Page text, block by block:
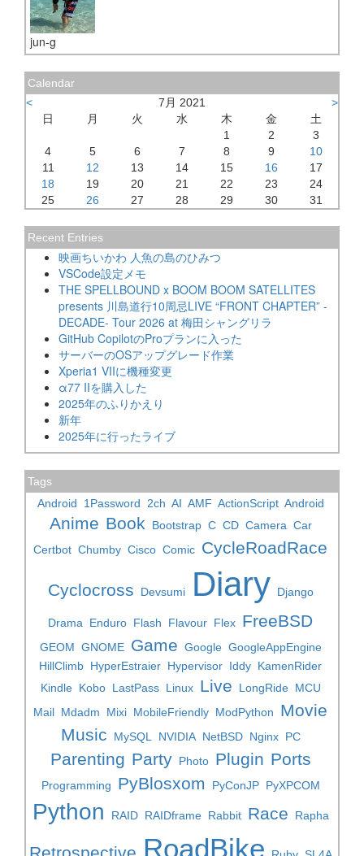
jun-g
Calendar
<
7月 2021
>
日
月 火 水 木 金
土
1
2
3
4
5 6 7 8 9
10
11
12 13 14 15 16
17
18
19 20 21 22 23
24
25
26 27 28 29 30 31
Recent Entries
映画ちいかわ 人魚の島のひみつ
VSCode設定メモ
THE SPELLBOUND x BOOM BOOM SATELLITES
presents 川島道行10周忌LIVE “FRONT CHAPTER” -
DECADE- Tour 2026 at 梅田シャングリラ
GitHub CopilotのProプランに入った
サーバーのOSアップグレード作業
Xperia1 VIIに機種変更
α77 IIを購入した
2025年のふりかえり
新年
2025年に行ったライブ
Tags
Android
1Password 2ch AI AMF ActionScript Android
Anime Book Bootstrap C CD Camera Car
Certbot Chumby Cisco Comic CycleRoadRace
Cyclocross Devsumi Diary Django
Drama Enduro Flash Flavour Flex FreeBSD
GEOM GNOME Game Google GoogleAppEngine
HillClimb HyperEstraier Hypervisor Iddy KamenRider
Kindle Kobo LastPass Linux Live LongRide MCU
Mail Mdadm Mixi MobileFriendly ModPython
Movie
Music
MySQL NVIDIA NetBSD Nginx PC
Parenting Party Photo Plugin Ports
Programming PyBlosxom PyConJP PyXPCOM
Python RAID RAIDframe Rabbit Race Rapha
RoadBike